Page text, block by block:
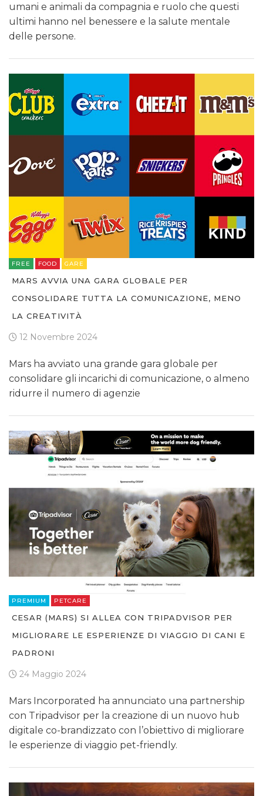
umani e animali da compagnia e ruolo che questi
ultimi hanno nel benessere e la salute mentale
delle persone.
FREE FOOD GARE
MARS AVVIA UNA GARA GLOBALE PER
CONSOLIDARE TUTTA LA COMUNICAZIONE, MENO
LA CREATIVITÀ
12 Novembre 2024
Mars ha avviato una grande gara globale per
consolidare gli incarichi di comunicazione, o almeno
ridurre il numero di agenzie
PREMIUM PETCARE
CESAR (MARS) SI ALLEA CON TRIPADVISOR PER
MIGLIORARE LE ESPERIENZE DI VIAGGIO DI CANI E
PADRONI
24 Maggio 2024
Mars Incorporated ha annunciato una partnership
con Tripadvisor per la creazione di un nuovo hub
digitale co-brandizzato con l’obiettivo di migliorare
le esperienze di viaggio pet-friendly.